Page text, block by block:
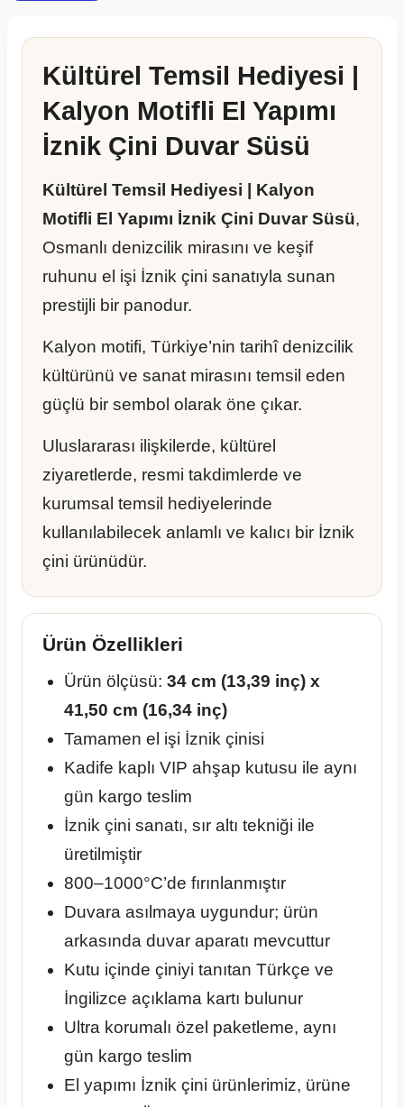
Kültürel Temsil Hediyesi |
Kalyon Motifli El Yapımı
İznik Çini Duvar Süsü
Kültürel Temsil Hediyesi | Kalyon
Motifli El Yapımı İznik Çini Duvar Süsü,
Osmanlı denizcilik mirasını ve keşif
ruhunu el işi İznik çini sanatıyla sunan
prestijli bir panodur.
Kalyon motifi, Türkiye’nin tarihî denizcilik
kültürünü ve sanat mirasını temsil eden
güçlü bir sembol olarak öne çıkar.
Uluslararası ilişkilerde, kültürel
ziyaretlerde, resmi takdimlerde ve
kurumsal temsil hediyelerinde
kullanılabilecek anlamlı ve kalıcı bir İznik
çini ürünüdür.
Ürün Özellikleri
Ürün ölçüsü: 34 cm (13,39 inç) x
41,50 cm (16,34 inç)
Tamamen el işi İznik çinisi
Kadife kaplı VIP ahşap kutusu ile aynı
gün kargo teslim
İznik çini sanatı, sır altı tekniği ile
üretilmiştir
800–1000°C’de fırınlanmıştır
Duvara asılmaya uygundur; ürün
arkasında duvar aparatı mevcuttur
Kutu içinde çiniyi tanıtan Türkçe ve
İngilizce açıklama kartı bulunur
Ultra korumalı özel paketleme, aynı
gün kargo teslim
El yapımı İznik çini ürünlerimiz, ürüne